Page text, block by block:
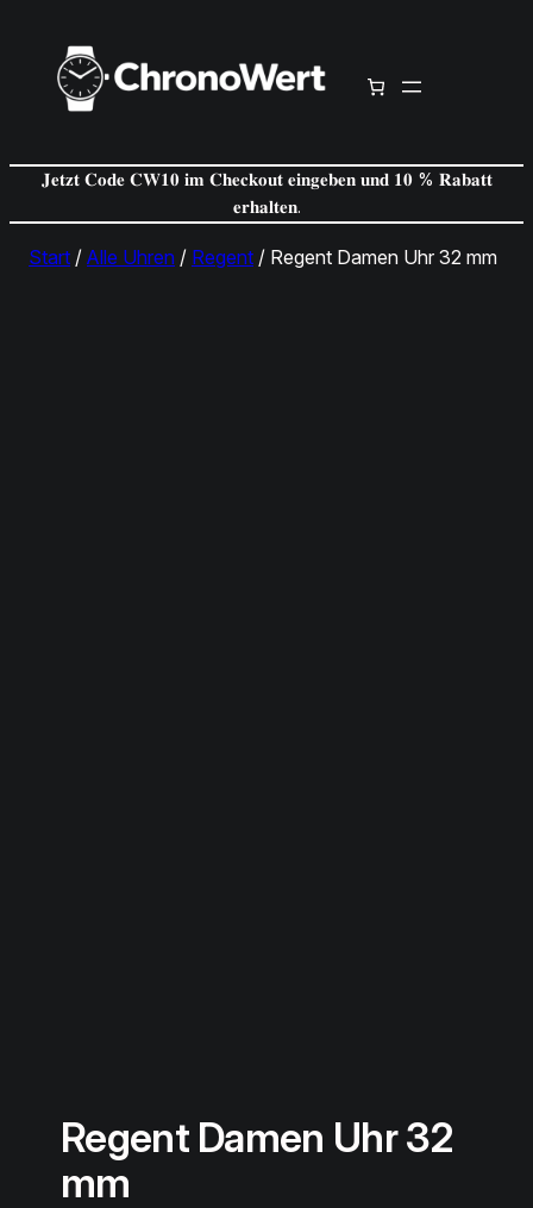
springen
𝐉𝐞𝐭𝐳𝐭 𝐂𝐨𝐝𝐞 𝐂𝐖𝟏𝟎 𝐢𝐦 𝐂𝐡𝐞𝐜𝐤𝐨𝐮𝐭 𝐞𝐢𝐧𝐠𝐞𝐛𝐞𝐧 𝐮𝐧𝐝 𝟏𝟎 % 𝐑𝐚𝐛𝐚𝐭𝐭
𝐞𝐫𝐡𝐚𝐥𝐭𝐞𝐧.
Start / Alle Uhren / Regent / Regent Damen Uhr 32 mm
Regent Damen Uhr 32
mm